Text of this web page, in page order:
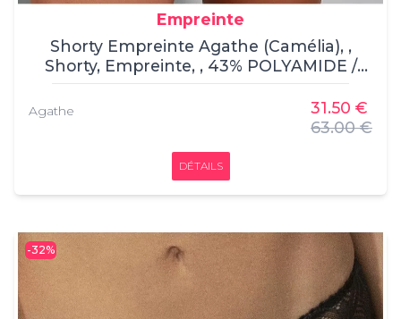
Empreinte
Shorty Empreinte Agathe (Camélia), ,
Shorty, Empreinte, , 43% POLYAMIDE /
26% POLYESTER / 18% ELASTHANNE / 8%
COTON / 5% POLYURETHANE /
Agathe
31.50 €
63.00 €
DÉTAILS
-32%